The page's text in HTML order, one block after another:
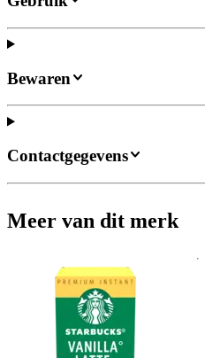
Bewaren
Contactgegevens
Meer van dit merk